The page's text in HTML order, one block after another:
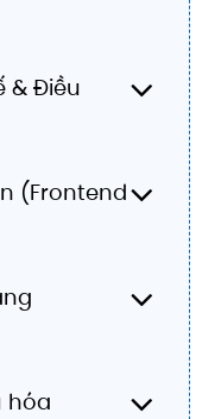
& Điều
(Frontend
hóa